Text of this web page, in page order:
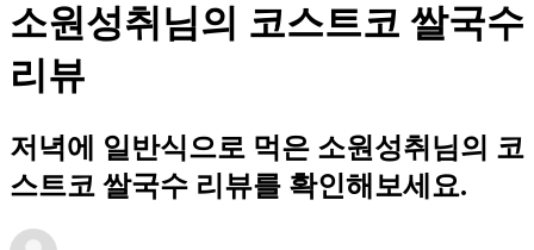
소원성취님의 코스트코 쌀국수
리뷰
저녁에 일반식으로 먹은 소원성취님의 코
스트코 쌀국수 리뷰를 확인해보세요.